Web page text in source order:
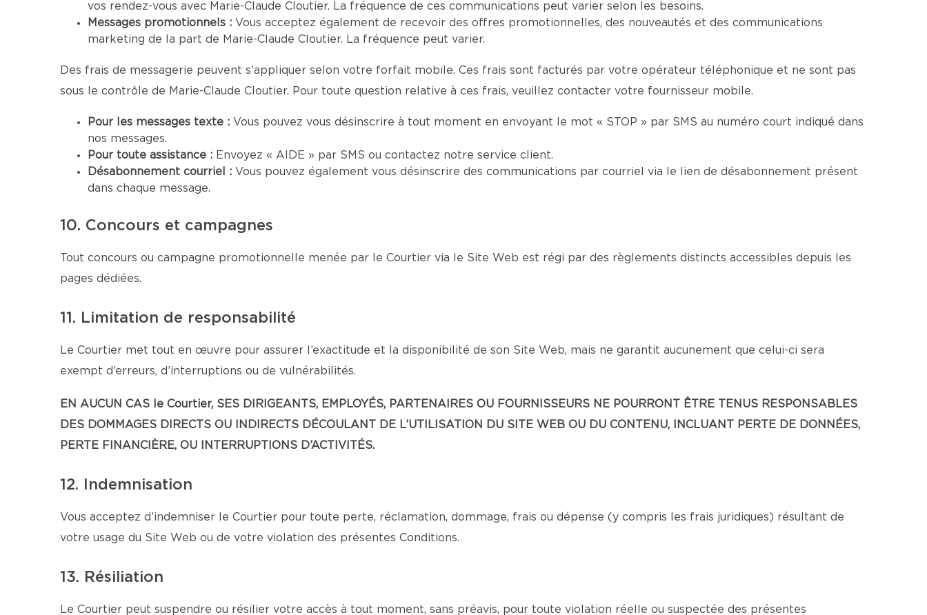
vos rendez-vous avec Marie-Claude Cloutier. La fréquence de ces communications peut varier selon les besoins.
Messages promotionnels : Vous acceptez également de recevoir des offres promotionnelles, des nouveautés et des communications
marketing de la part de Marie-Claude Cloutier. La fréquence peut varier.
Des frais de messagerie peuvent s’appliquer selon votre forfait mobile. Ces frais sont facturés par votre opérateur téléphonique et ne sont pas
sous le contrôle de Marie-Claude Cloutier. Pour toute question relative à ces frais, veuillez contacter votre fournisseur mobile.
Pour les messages texte : Vous pouvez vous désinscrire à tout moment en envoyant le mot « STOP » par SMS au numéro court indiqué dans
nos messages.
Pour toute assistance : Envoyez « AIDE » par SMS ou contactez notre service client.
Désabonnement courriel : Vous pouvez également vous désinscrire des communications par courriel via le lien de désabonnement présent
dans chaque message.
10. Concours et campagnes
Tout concours ou campagne promotionnelle menée par le Courtier via le Site Web est régi par des règlements distincts accessibles depuis les
pages dédiées.
11. Limitation de responsabilité
Le Courtier met tout en œuvre pour assurer l’exactitude et la disponibilité de son Site Web, mais ne garantit aucunement que celui-ci sera
exempt d’erreurs, d’interruptions ou de vulnérabilités.
EN AUCUN CAS le Courtier, SES DIRIGEANTS, EMPLOYÉS, PARTENAIRES OU FOURNISSEURS NE POURRONT ÊTRE TENUS RESPONSABLES
DES DOMMAGES DIRECTS OU INDIRECTS DÉCOULANT DE L’UTILISATION DU SITE WEB OU DU CONTENU, INCLUANT PERTE DE DONNÉES,
PERTE FINANCIÈRE, OU INTERRUPTIONS D’ACTIVITÉS.
12. Indemnisation
Vous acceptez d’indemniser le Courtier pour toute perte, réclamation, dommage, frais ou dépense (y compris les frais juridiques) résultant de
votre usage du Site Web ou de votre violation des présentes Conditions.
13. Résiliation
Le Courtier peut suspendre ou résilier votre accès à tout moment, sans préavis, pour toute violation réelle ou suspectée des présentes